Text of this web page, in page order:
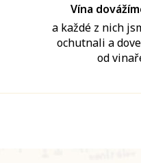
Vína
a každé z nich
ochutnali a
od